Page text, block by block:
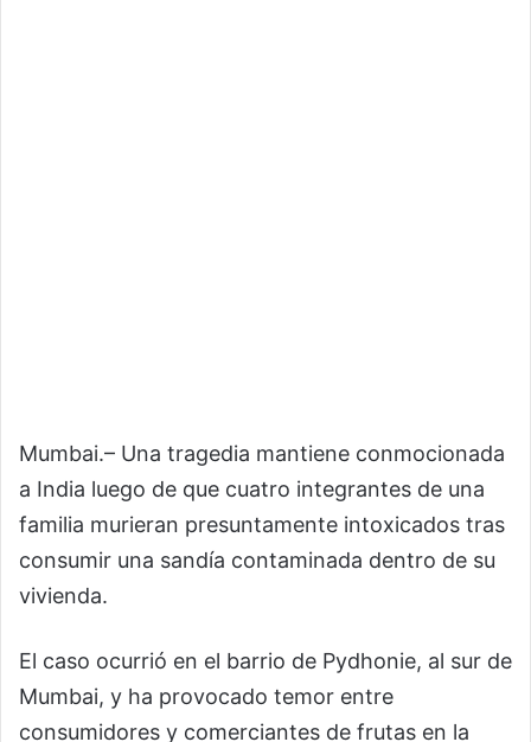
Mumbai.– Una tragedia mantiene conmocionada
a India luego de que cuatro integrantes de una
familia murieran presuntamente intoxicados tras
consumir una sandía contaminada dentro de su
vivienda.
El caso ocurrió en el barrio de Pydhonie, al sur de
Mumbai, y ha provocado temor entre
consumidores y comerciantes de frutas en la